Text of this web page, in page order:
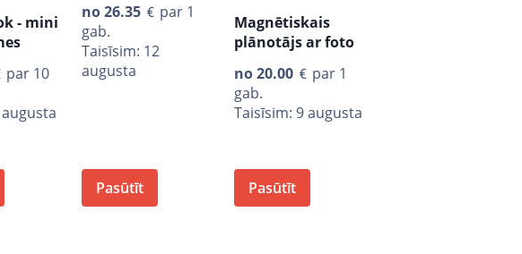
- mini
par 10
no26.35
par 1
gab.
Taisīsim: 12
augusta
Pasūtīt
Magnētiskais
plānotājs ar foto
no20.00
par 1
gab.
Taisīsim: 9 augusta
Pasūtīt